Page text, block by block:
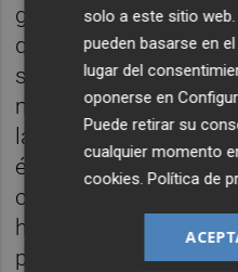
guiso, una receta
que, en tiempo de
suelen preparar con
mano. El guiso que
la misma base que el
época lo hacen con
con técnicas de esa
han ido adquiriendo.
plato. A pesar de lo
solo a este sitio
pueden basarse en
lugar del
oponerse en
Puede retirar su
cualquier momento
cookies.Política de